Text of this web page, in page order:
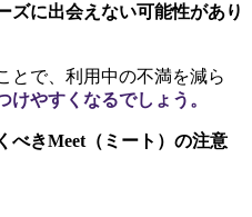
ズに出会えない可能性があり
とで、利用中の不満を減ら
けやすくなるでしょう。
べきMeet（ミート）の注意